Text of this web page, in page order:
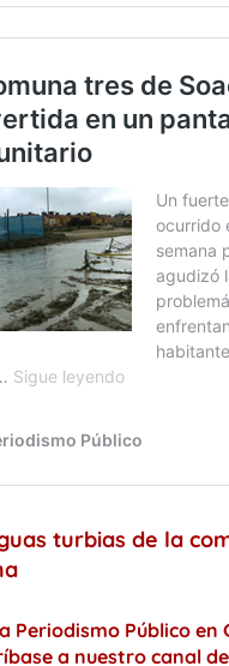
turbias de la
Periodismo Público en
a nuestro canal